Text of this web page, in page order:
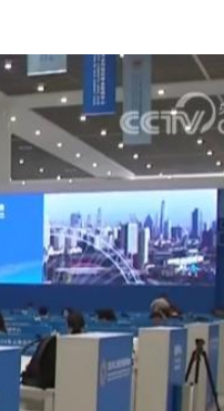
综合体育 亚冬会
数智
时尚 天气 网